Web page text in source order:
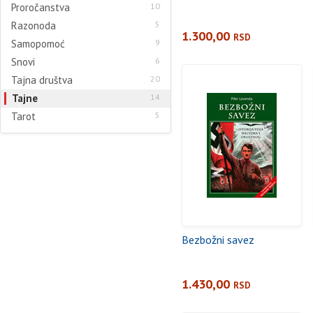
Proročanstva 10
Razonoda 5
Samopomoć 9
Snovi 6
Tajna društva 20
Tajne 14
Tarot 5
1.300,00 RSD
Bezbožni savez
1.430,00 RSD